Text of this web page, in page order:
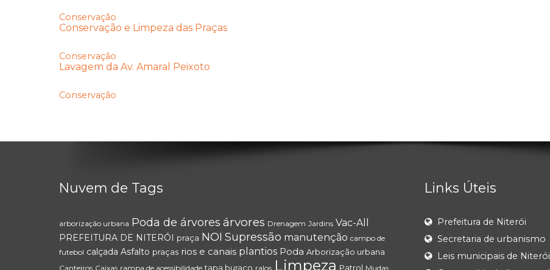
Conservação
Conservação e Limpeza das Praças
Conservação
Lavagem da Av. Amaral Peixoto
Conservação
Nuvem de Tags
arborização urbana Poda de árvores árvores Drenagem Jardins Vac-All
PREFEITURA DE NITERÓI praça NOI Supressão manutenção campo de
futebol calçada Asfalto praças rios e canais plantios Poda Arborização urbana
Canteiros Caixas rampa de acessibilidade tapa buraco ralos Limpeza Patrol Mudas
Links Úteis
Prefeitura de Niterói
Secretaria de urbanismo
Leis municipais de Niterói